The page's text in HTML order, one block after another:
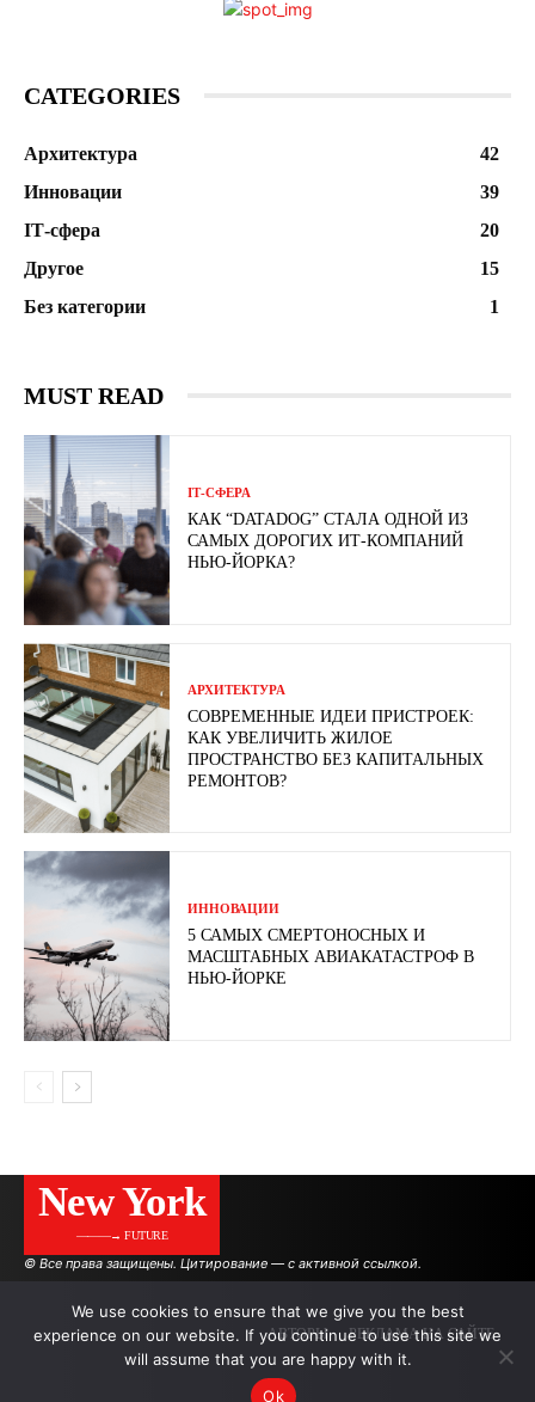
CATEGORIES
Архитектура
42
Инновации
39
ІТ-сфера
20
Другое
15
Без категории
1
MUST READ
ІТ-СФЕРА
КАК “DATADOG” СТАЛА ОДНОЙ ИЗ
САМЫХ ДОРОГИХ ИТ-КОМПАНИЙ
НЬЮ-ЙОРКА?
АРХИТЕКТУРА
СОВРЕМЕННЫЕ ИДЕИ ПРИСТРОЕК:
КАК УВЕЛИЧИТЬ ЖИЛОЕ
ПРОСТРАНСТВО БЕЗ КАПИТАЛЬНЫХ
РЕМОНТОВ?
ИННОВАЦИИ
5 САМЫХ СМЕРТОНОСНЫХ И
МАСШТАБНЫХ АВИАКАТАСТРОФ В
НЬЮ-ЙОРКЕ
New York
———→ FUTURE
© Все права защищены. Цитирование — с активной ссылкой.
АВТОРЫ РЕКЛАМА НА САЙТЕ
We use cookies to ensure that we give you the best
experience on our website. If you continue to use this site we
will assume that you are happy with it.
Ok